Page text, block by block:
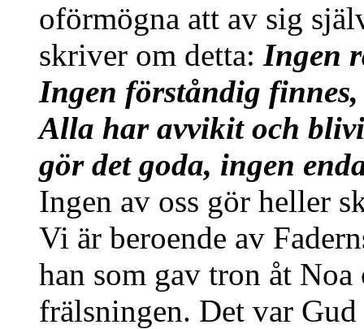
oförmögna att av sig
skriver om detta: Ingen
Ingen förståndig
Alla har avvikit och
gör det goda, ingen
Ingen av oss gör heller
Vi är beroende av
han som gav tron åt
frälsningen. Det var